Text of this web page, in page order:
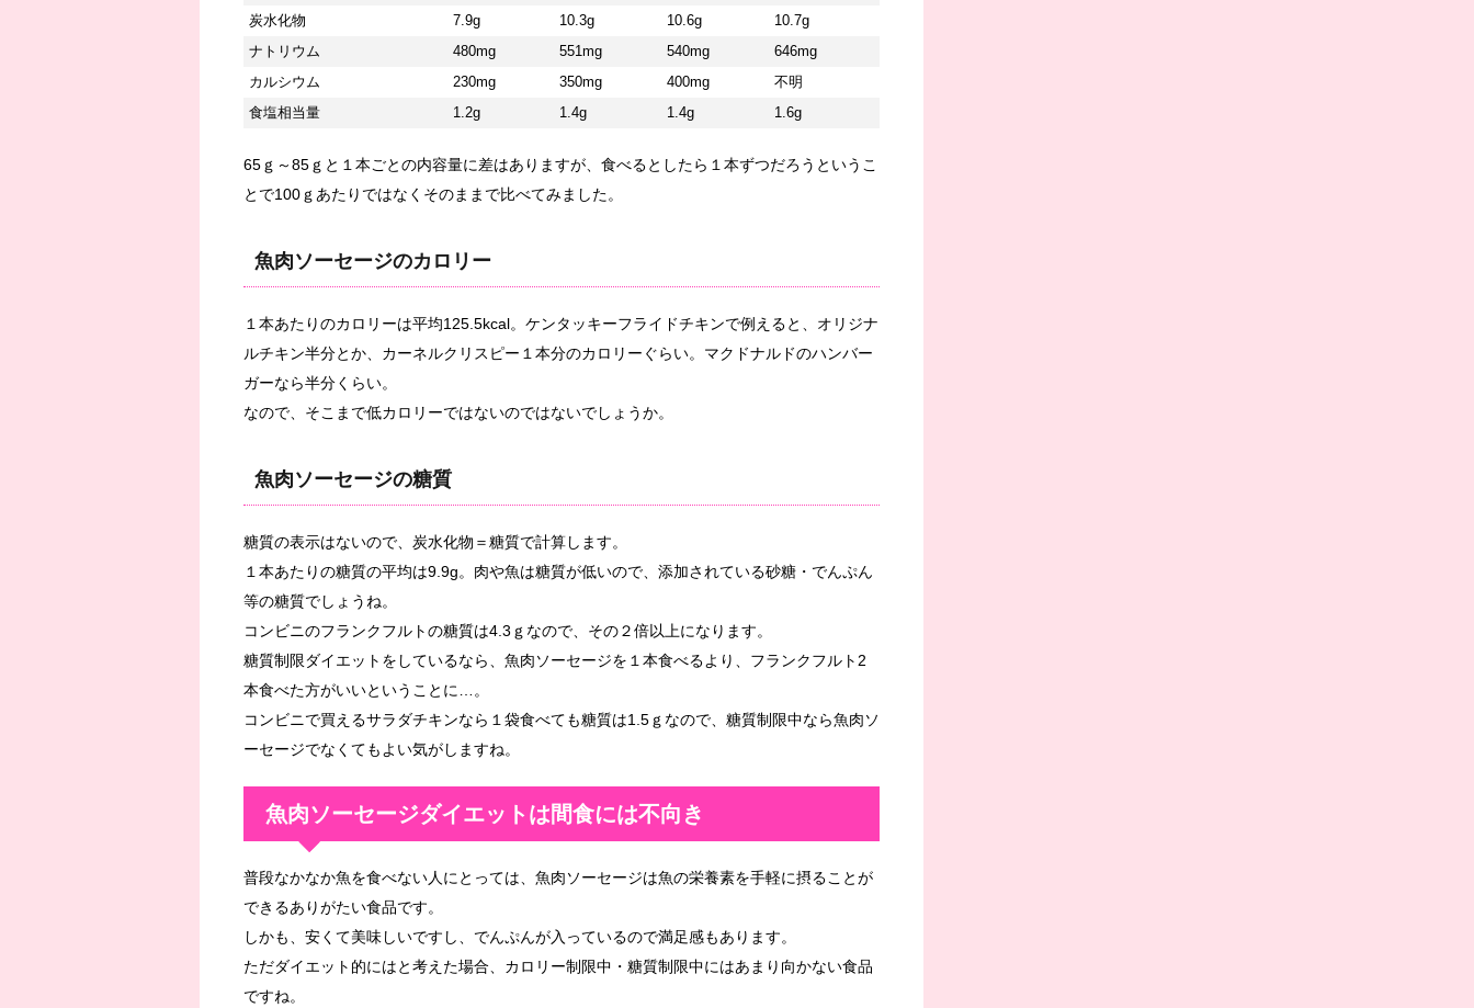
炭水化物
7.9g 10.3g 10.6g
10.7g
ナトリウム
480mg 551mg 540mg
646mg
カルシウム
230mg 350mg 400mg
不明
食塩相当量
1.2g 1.4g 1.4g 1.6g
65ｇ～85ｇと１本ごとの内容量に差はありますが、食べるとしたら１本ずつだろうというこ
とで100ｇあたりではなくそのままで比べてみました。
魚肉ソーセージのカロリー
１本あたりのカロリーは平均125.5kcal。ケンタッキーフライドチキンで例えると、オリジナ
ルチキン半分とか、カーネルクリスピー１本分のカロリーぐらい。マクドナルドのハンバー
ガーなら半分くらい。
なので、そこまで低カロリーではないのではないでしょうか。
魚肉ソーセージの糖質
糖質の表示はないので、炭水化物＝糖質で計算します。
１本あたりの糖質の平均は9.9g。肉や魚は糖質が低いので、添加されている砂糖・でんぷん
等の糖質でしょうね。
コンビニのフランクフルトの糖質は4.3ｇなので、その２倍以上になります。
糖質制限ダイエットをしているなら、魚肉ソーセージを１本食べるより、フランクフルト2
本食べた方がいいということに…。
コンビニで買えるサラダチキンなら１袋食べても糖質は1.5ｇなので、糖質制限中なら魚肉ソ
ーセージでなくてもよい気がしますね。
魚肉ソーセージダイエットは間食には不向き
普段なかなか魚を食べない人にとっては、魚肉ソーセージは魚の栄養素を手軽に摂ることが
できるありがたい食品です。
しかも、安くて美味しいですし、でんぷんが入っているので満足感もあります。
ただダイエット的にはと考えた場合、カロリー制限中・糖質制限中にはあまり向かない食品
ですね。